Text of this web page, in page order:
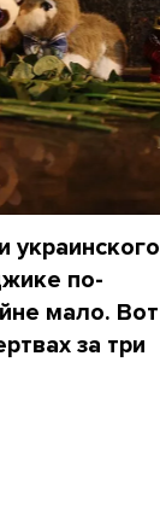
украинского
по-
мало. Вот
за три